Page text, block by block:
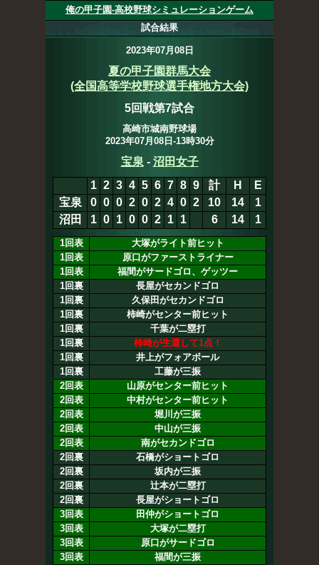
俺の甲子園-高校野球シミュレーションゲーム
試合結果
2023年07月08日
夏の甲子園群馬大会
(全国高等学校野球選手権地方大会)
5回戦第7試合
高崎市城南野球場
2023年07月08日-13時30分
宝泉 10 -6 沼田女子
1 2 3 4 5 6 7 8 9 計 H
E
宝泉
0 0 0 2 0 2 4 0 2 10 14
1
沼田
1 0 1 0 0 2 1 1 6 16 1
1回表
大塚がライト前ヒット
1回表
原口がファーストライナー
1回表
福間がサードゴロ、ゲッツー
1回裏
長屋がセカンドゴロ
1回裏
久保田がセカンドゴロ
1回裏
柿崎がセンター前ヒット
1回裏
千葉が二塁打
1回裏
柿崎が生還して1点！
1回裏
井上がフォアボール
1回裏
工藤が三振
2回表
山原がセンター前ヒット
2回表
中村がセンター前ヒット
2回表
堀川が三振
2回表
中山が三振
2回表
南がセカンドゴロ
2回裏
石橋がショートゴロ
2回裏
坂内が三振
2回裏
辻本が二塁打
2回裏
長屋がショートゴロ
3回表
田仲がショートゴロ
3回表
大塚が二塁打
3回表
原口がサードゴロ
3回表
福間が三振